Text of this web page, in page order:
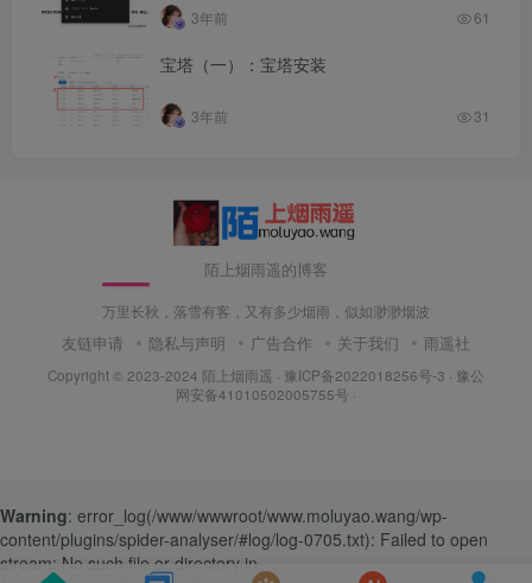
3年前 61
宝塔（一）：宝塔安装
3年前 31
陌上烟雨遥的博客
万里长秋，落雪有客，又有多少烟雨，似如渺渺烟波
友链申请 隐私与声明 广告合作 关于我们 雨遥社
Copyright © 2023-2024 陌上烟雨遥 · 豫ICP备2022018256号-3 · 豫公
网安备41010502005755号 ·
Warning: error_log(/www/wwwroot/www.moluyao.wang/wp-
content/plugins/spider-analyser/#log/log-0705.txt): Failed to open
stream: No such file or directory in